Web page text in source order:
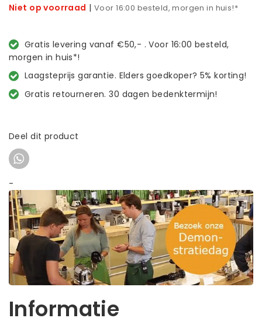
Niet op voorraad | Voor 16:00 besteld, morgen in huis!*
Gratis levering vanaf €50,- . Voor 16:00 besteld,
morgen in huis*!
Laagsteprijs garantie. Elders goedkoper? 5% korting!
Gratis retourneren. 30 dagen bedenktermijn!
Deel dit product
-
Informatie